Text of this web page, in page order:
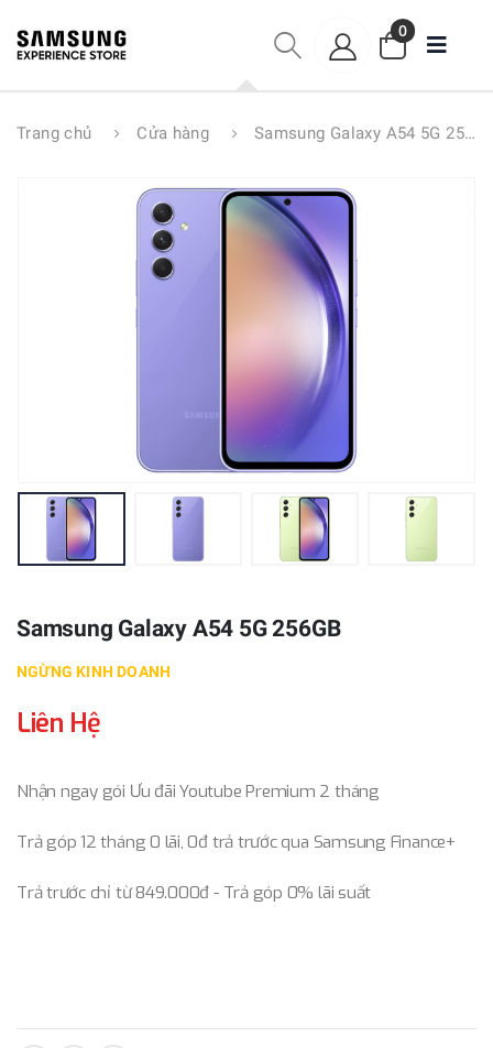
0
Trang chủ Cửa hàng Samsung Galaxy A54 5G 256GB
Samsung Galaxy A54 5G 256GB
NGỪNG KINH DOANH
Liên Hệ
Nhận ngay gói Ưu đãi Youtube Premium 2 tháng
Trả góp 12 tháng 0 lãi, 0đ trả trước qua Samsung Finance+
Trả trước chỉ từ 849.000đ - Trả góp 0% lãi suất